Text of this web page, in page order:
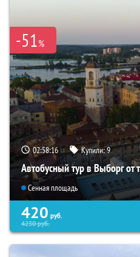
-51%
02:58:15 Купили:9
Автобусный тур в Выборг от
Сенная площадь
420 руб.
4230руб.